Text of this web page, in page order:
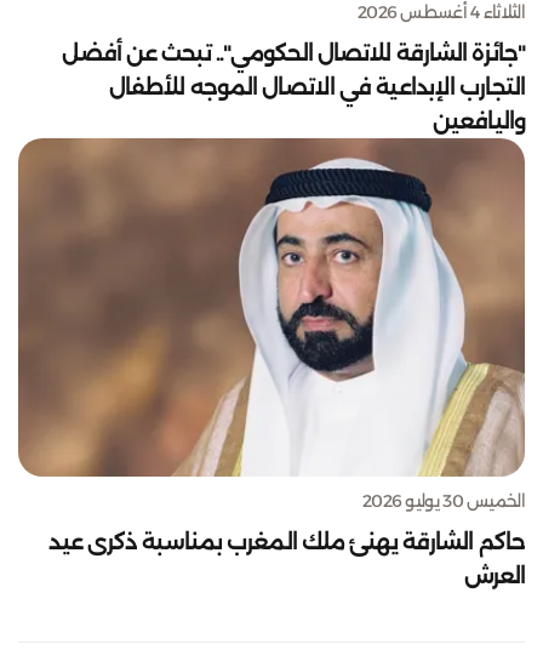
الثلاثاء 4 أغسطس 2026
"جائزة الشارقة للاتصال الحكومي".. تبحث عن أفضل
التجارب الإبداعية في الاتصال الموجه للأطفال
واليافعين
الخميس 30 يوليو 2026
حاكم الشارقة يهنئ ملك المغرب بمناسبة ذكرى عيد
العرش